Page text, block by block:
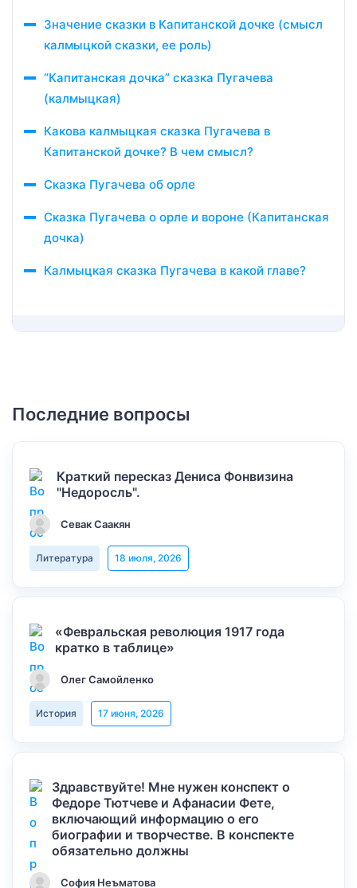
Значение сказки в Капитанской дочке (смысл
калмыцкой сказки, ее роль)
“Капитанская дочка” сказка Пугачева
(калмыцкая)
Какова калмыцкая сказка Пугачева в
Капитанской дочке? В чем смысл?
Сказка Пугачева об орле
Сказка Пугачева о орле и вороне (Капитанская
дочка)
Калмыцкая сказка Пугачева в какой главе?
Последние вопросы
Краткий пересказ Дениса Фонвизина
"Недоросль".
Севак Саакян
Литература 18 июля, 2026
«Февральская революция 1917 года
кратко в таблице»
Олег Самойленко
История 17 июня, 2026
Здравствуйте! Мне нужен конспект о
Федоре Тютчеве и Афанасии Фете,
включающий информацию о его
биографии и творчестве. В конспекте
обязательно должны
София Неъматова